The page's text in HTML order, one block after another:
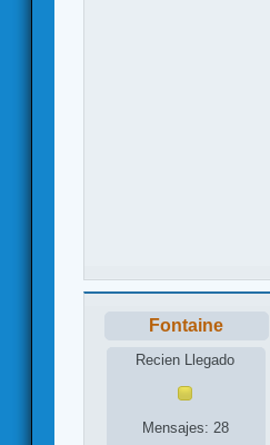
Fontaine
Recien Llegado
Mensajes: 28